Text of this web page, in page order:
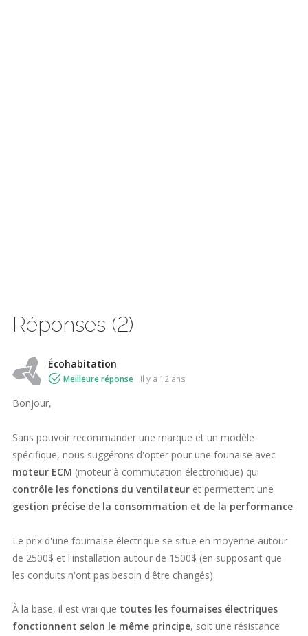
Réponses (2)
Écohabitation
Meilleure réponse il y a 12 ans
Bonjour,
Sans pouvoir recommander une marque et un modèle
spécifique, nous suggérons d'opter pour une founaise avec
moteur ECM (moteur à commutation électronique) qui
contrôle les fonctions du ventilateur et permettent une
gestion précise de la consommation et de la performance.
Le prix d'une fournaise électrique se situe en moyenne autour
de 2500$ et l'installation autour de 1500$ (en supposant que
les conduits n'ont pas besoin d'être changés).
À la base, il est vrai que toutes les fournaises électriques
fonctionnent selon le même principe, soit une résistance